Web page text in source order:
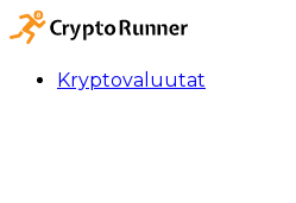
Kryptovaluutat